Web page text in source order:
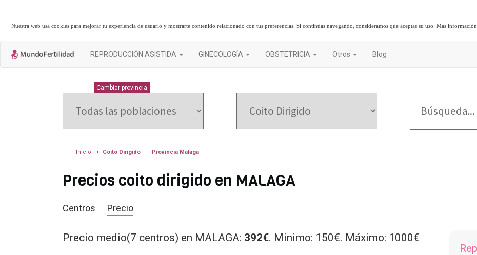
Nuestra web usa cookies para mejorar tu experiencia de usuario y mostrarte contenido relacionado con tus preferencias. Si continúas navegando, consideramos que aceptas su uso.Más información
REPRODUCCIÓN ASISTIDA GINECOLOGÍA OBSTETRICIA Otros Blog
Cambiar provincia
Inicio Coito Dirigido Provincia Malaga
Precios coito dirigido en MALAGA
Centros Precio
Precio medio(7 centros) en MALAGA: 392€. Minimo: 150€. Máximo: 1000€